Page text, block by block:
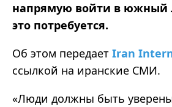
напрямую войти в южный
это потребуется.
Об этом передает Iran
ссылкой на иранские СМИ.
«Люди должны быть